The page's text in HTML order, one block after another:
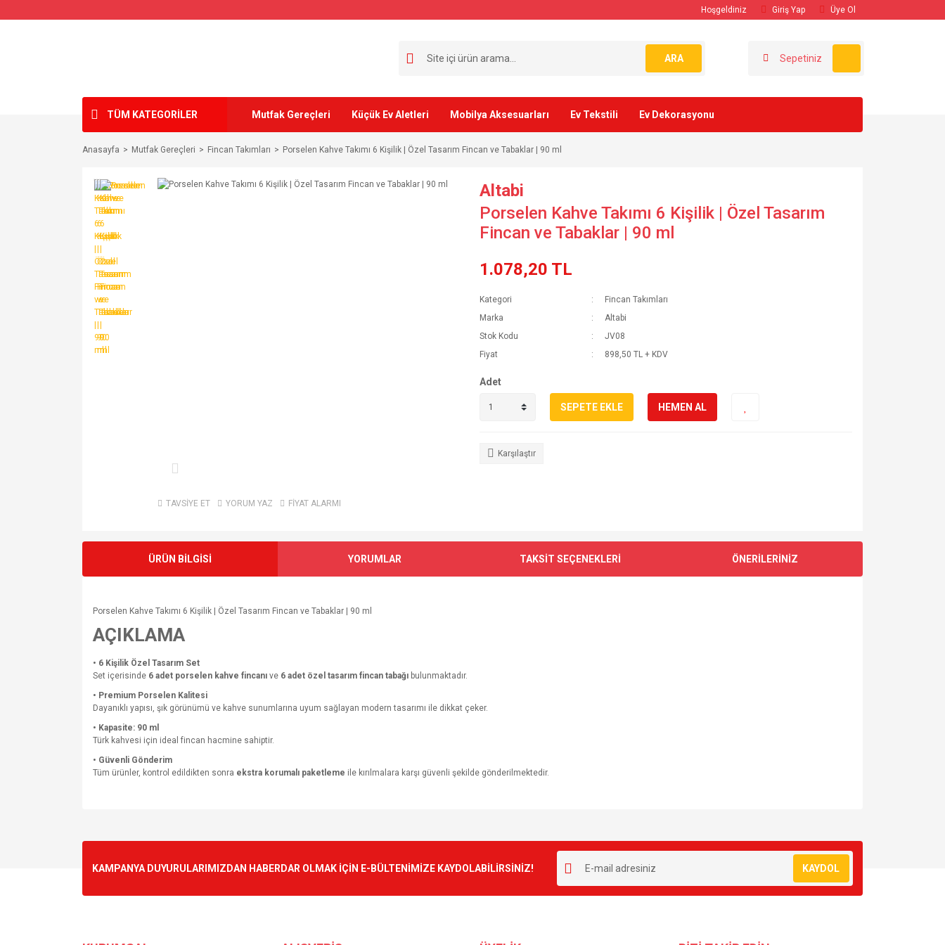
Hoşgeldiniz Giriş Yap Üye Ol
ARA Sepetiniz
TÜM KATEGORİLER Mutfak Gereçleri Küçük Ev Aletleri Mobilya Aksesuarları Ev Tekstili Ev Dekorasyonu
Anasayfa Mutfak Gereçleri Fincan Takımları Porselen Kahve Takımı 6 Kişilik | Özel Tasarım Fincan ve Tabaklar | 90 ml
TAVSİYE ET YORUM YAZ FİYAT ALARMI
Altabi
Porselen Kahve Takımı 6 Kişilik | Özel Tasarım
Fincan ve Tabaklar | 90 ml
1.078,20 TL
Kategori
Fincan Takımları
Marka
Altabi
Stok Kodu
JV08
Fiyat
898,50 TL + KDV
Adet
SEPETE EKLE HEMEN AL
Karşılaştır
ÜRÜN BİLGİSİ YORUMLAR TAKSİT SEÇENEKLERİ ÖNERİLERİNİZ
Porselen Kahve Takımı 6 Kişilik | Özel Tasarım Fincan ve Tabaklar | 90 ml
AÇIKLAMA
• 6 Kişilik Özel Tasarım Set
Set içerisinde 6 adet porselen kahve fincanı ve 6 adet özel tasarım fincan tabağı bulunmaktadır.
• Premium Porselen Kalitesi
Dayanıklı yapısı, şık görünümü ve kahve sunumlarına uyum sağlayan modern tasarımı ile dikkat çeker.
• Kapasite: 90 ml
Türk kahvesi için ideal fincan hacmine sahiptir.
• Güvenli Gönderim
Tüm ürünler, kontrol edildikten sonra ekstra korumalı paketleme ile kırılmalara karşı güvenli şekilde gönderilmektedir.
Ürün resmi kalitesiz, bozuk veya görüntülenemiyor.
KAMPANYA DUYURULARIMIZDAN HABERDAR OLMAK İÇİN E-BÜLTENİMİZE KAYDOLABİLİRSİNİZ! KAYDOL